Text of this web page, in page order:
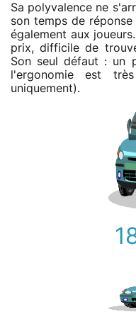
Sa polyvalence ne
son temps de
également aux
prix, difficile de
Son seul défaut : un
l'ergonomie est
uniquement).